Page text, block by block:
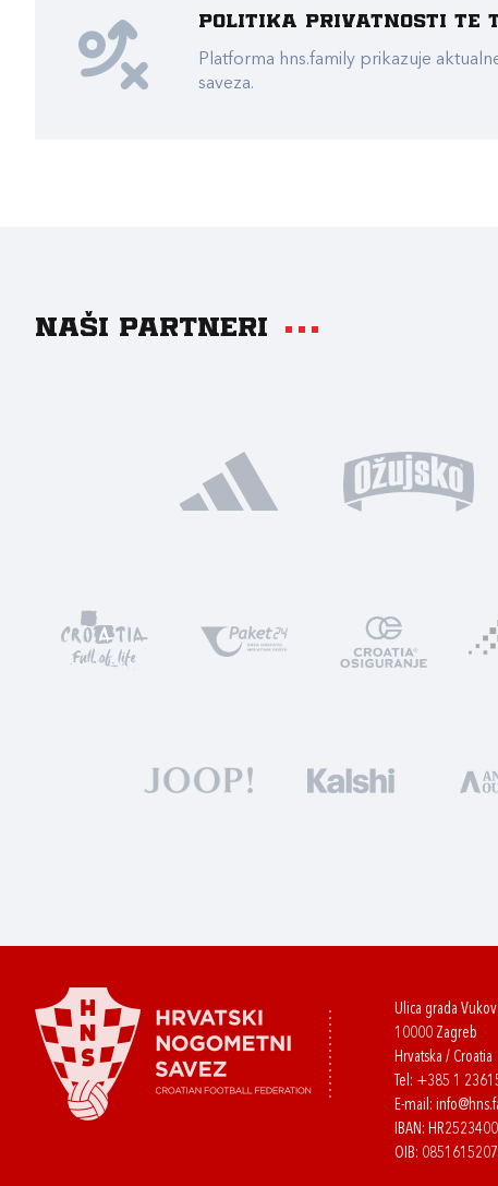
Politika privatnosti te
Platforma hns.family prikazuje
saveza.
Naši partneri
Ulica grada
10000 Zagreb
Hrvatska / Croatia
Tel: +385 1
E-mail:
IBAN:
OIB: